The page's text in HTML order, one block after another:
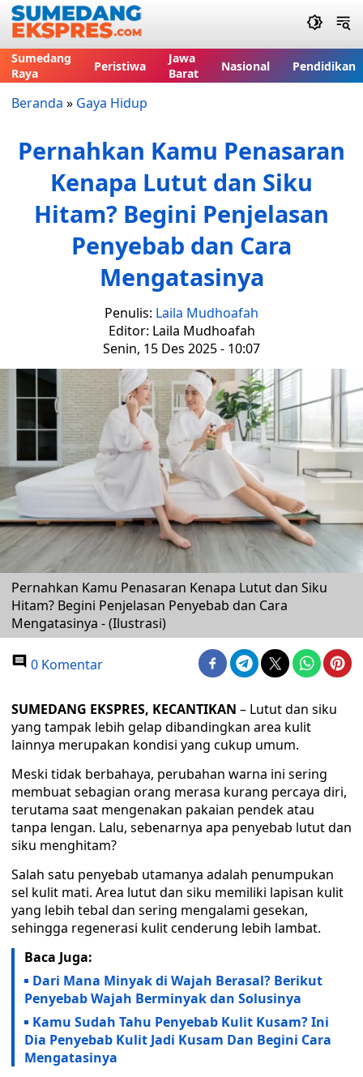
Sumedang
Raya
Peristiwa
Jawa
Barat
Nasional Pendidikan
Beranda » Gaya Hidup
Pernahkan Kamu Penasaran
Kenapa Lutut dan Siku
Hitam? Begini Penjelasan
Penyebab dan Cara
Mengatasinya
Penulis: Laila Mudhoafah
Editor: Laila Mudhoafah
Senin, 15 Des 2025 - 10:07
Pernahkan Kamu Penasaran Kenapa Lutut dan Siku
Hitam? Begini Penjelasan Penyebab dan Cara
Mengatasinya - (Ilustrasi)
0 Komentar
SUMEDANG EKSPRES, KECANTIKAN – Lutut dan siku
yang tampak lebih gelap dibandingkan area kulit
lainnya merupakan kondisi yang cukup umum.
Meski tidak berbahaya, perubahan warna ini sering
membuat sebagian orang merasa kurang percaya diri,
terutama saat mengenakan pakaian pendek atau
tanpa lengan. Lalu, sebenarnya apa penyebab lutut dan
siku menghitam?
Salah satu penyebab utamanya adalah penumpukan
sel kulit mati. Area lutut dan siku memiliki lapisan kulit
yang lebih tebal dan sering mengalami gesekan,
sehingga regenerasi kulit cenderung lebih lambat.
Baca Juga:
Dari Mana Minyak di Wajah Berasal? Berikut
Penyebab Wajah Berminyak dan Solusinya
Kamu Sudah Tahu Penyebab Kulit Kusam? Ini
Dia Penyebab Kulit Jadi Kusam Dan Begini Cara
Mengatasinya